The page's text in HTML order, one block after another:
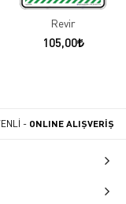
Revir
105,00
- ONLINE ALIŞVERİŞ